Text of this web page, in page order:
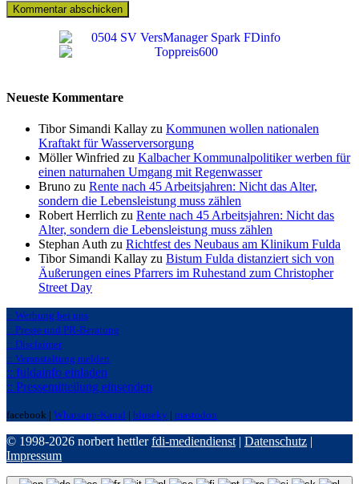
Neueste Kommentare
Tibor Simandi Kallay zu Kommunen wollen nationalen
Kraftakt für Wasserversorgung
Möller Winfried zu Kalbacher Kommunalpolitiker werben für
einen naturnahen Umgang mit Regenwasser
Bruno zu Rente nach 45 Arbeitsjahren: Nicht das Alter,
sondern die Lebensleistung muss zählen
Robert Herrlich zu Rente nach 45 Arbeitsjahren: Nicht das
Alter, sondern die Lebensleistung muss zählen
Stephan Auth zu Richtfest des Neubaus am Klinikum Fulda
Tibor Simandi Kallay zu Bistum Fulda distanziert sich von
Äußerungen eines Pfarrers im Ruhestand zum Christopher
Street Day
:: Werbung bei uns
:: Presse und PR-Beratung
:: Disclaimer
:: Veranstaltung melden
:: fuldainfo einladen
:: Pressemitteilung einsenden
facebook | Whatsapp-Kanal | bluseky | mastodon
© 1998-2026 norbert hettlerfdi-mediendienst | Datenschutz |
Impressum